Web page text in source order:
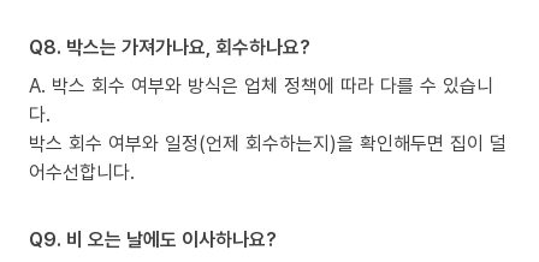
Q8. 박스는 가져가나요, 회수하나요?
A. 박스 회수 여부와 방식은 업체 정책에 따라 다를 수 있습니
다.
박스 회수 여부와 일정(언제 회수하는지)을 확인해두면 집이 덜
어수선합니다.
Q9. 비 오는 날에도 이사하나요?